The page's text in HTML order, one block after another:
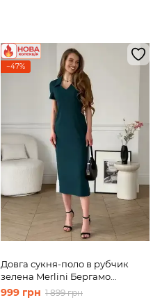
−47%
Довга сукня-поло в рубчик
зелена Merlini Бергамо
700002245 розмір 4XL-5XL
999 грн 1 899 грн